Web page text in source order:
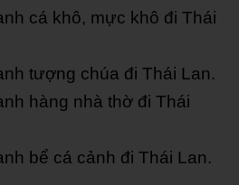
cá khô, mực khô đi Thái
tượng chúa đi Thái Lan.
hàng nhà thờ đi Thái
bể cá cảnh đi Thái Lan.